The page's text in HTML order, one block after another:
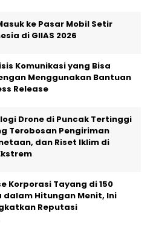
ke Pasar Mobil Setir
di GIIAS 2026
Komunikasi yang Bisa
Menggunakan Bantuan
Release
Drone di Puncak Tertinggi
Terobosan Pengiriman
dan Riset Iklim di
Korporasi Tayang di 150
dalam Hitungan Menit, Ini
Reputasi